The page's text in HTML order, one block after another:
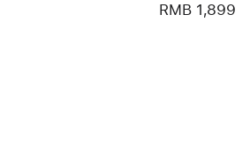
RMB 1,899